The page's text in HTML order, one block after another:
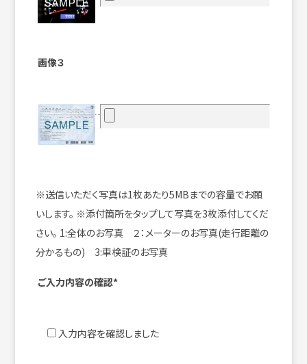
画像３
※送信いただく写真は1枚あたり5MBまでの容量でお願
いします。 ※添付箇所をタップして写真を3枚添付してくだ
さい。 1:全体のお写真 ２：メーターのお写真(走行距離の
分かるもの) 3:車検証のお写真
ご入力内容の確認*
入力内容を確認しました